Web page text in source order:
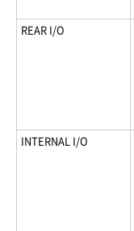
REAR I/O
INTERNAL I/O